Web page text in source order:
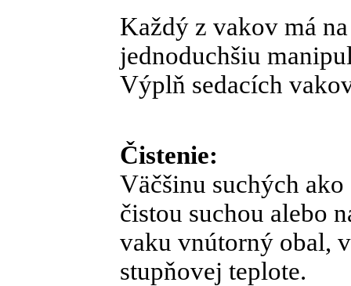
Každý z vakov má
jednoduchšiu
Výplň sedacích
Čistenie:
Väčšinu suchých
čistou suchou alebo
vaku vnútorný obal,
stupňovej teplote.